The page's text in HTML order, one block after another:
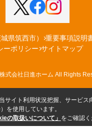
県筑西市）
重要事項説明
ーポリシー サイトマップ
式会社日進ホーム All Rights
サイト利用状況把握、サービス
を使用しています。
の取扱いについて」 をご確認く